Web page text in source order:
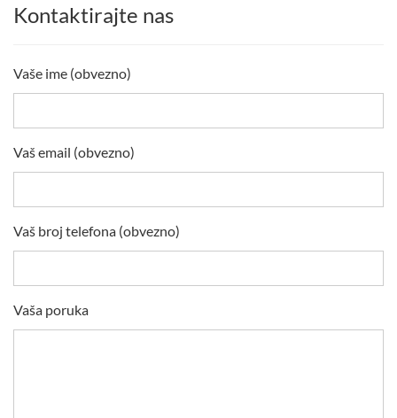
Kontaktirajte nas
Vaše ime (obvezno)
Vaš email (obvezno)
Vaš broj telefona (obvezno)
Vaša poruka